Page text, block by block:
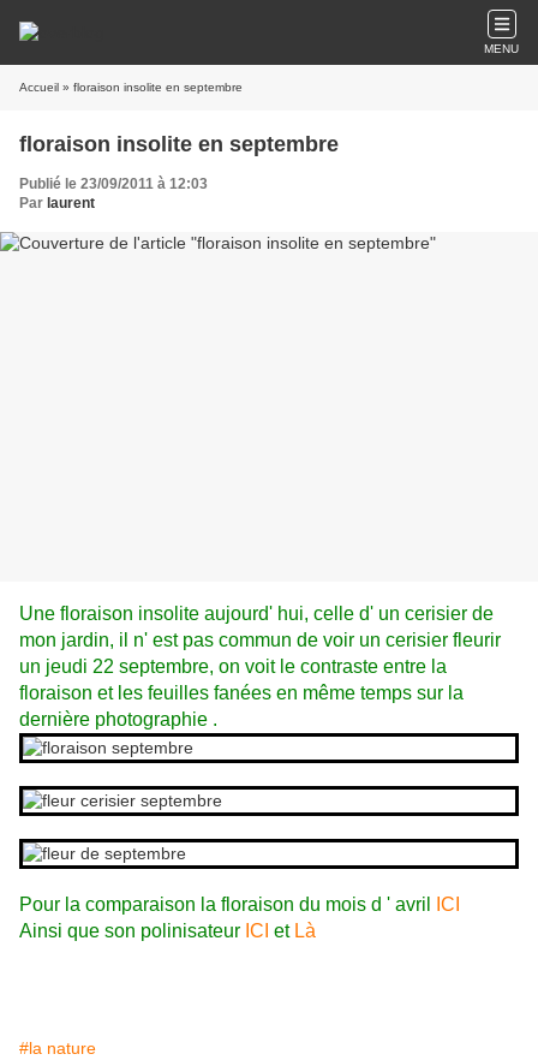
MENU
Accueil » floraison insolite en septembre
floraison insolite en septembre
Publié le 23/09/2011 à 12:03
Par laurent
Une floraison insolite aujourd' hui, celle d' un cerisier de
mon jardin, il n' est pas commun de voir un cerisier fleurir
un jeudi 22 septembre, on voit le contraste entre la
floraison et les feuilles fanées en même temps sur la
dernière photographie .
Pour la comparaison la floraison du mois d ' avril
ICI
Ainsi que son polinisateur ICI et Là
#la nature